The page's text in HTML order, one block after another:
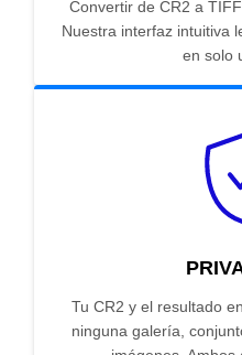
Convertir de CR2 a
Nuestra interfaz intuitiva
en solo
Tu CR2 y el resultado
ninguna galería,